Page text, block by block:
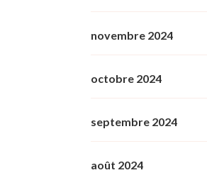
novembre 2024
octobre 2024
septembre 2024
août 2024